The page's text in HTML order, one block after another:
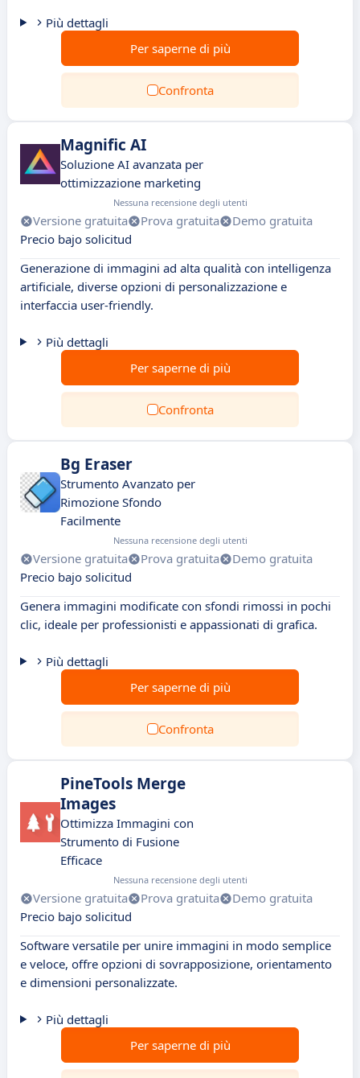
Più dettagli
Per saperne di più
Confronta
Magnific AI
Soluzione AI avanzata per
ottimizzazione marketing
Nessuna recensione degli utenti
Versione gratuita Prova gratuita
Demo gratuita
Precio bajo solicitud
Generazione di immagini ad alta qualità con intelligenza
artificiale, diverse opzioni di personalizzazione e
interfaccia user-friendly.
Più dettagli
Per saperne di più
Confronta
Bg Eraser
Strumento Avanzato per
Rimozione Sfondo
Facilmente
Nessuna recensione degli utenti
Versione gratuita Prova gratuita
Demo gratuita
Precio bajo solicitud
Genera immagini modificate con sfondi rimossi in pochi
clic, ideale per professionisti e appassionati di grafica.
Più dettagli
Per saperne di più
Confronta
PineTools Merge
Images
Ottimizza Immagini con
Strumento di Fusione
Efficace
Nessuna recensione degli utenti
Versione gratuita Prova gratuita
Demo gratuita
Precio bajo solicitud
Software versatile per unire immagini in modo semplice
e veloce, offre opzioni di sovrapposizione, orientamento
e dimensioni personalizzate.
Più dettagli
Per saperne di più